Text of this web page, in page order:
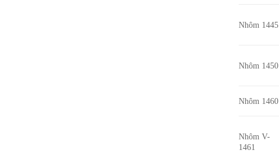
Nhôm 1445
Nhôm 1450
Nhôm 1460
Nhôm V-
1461